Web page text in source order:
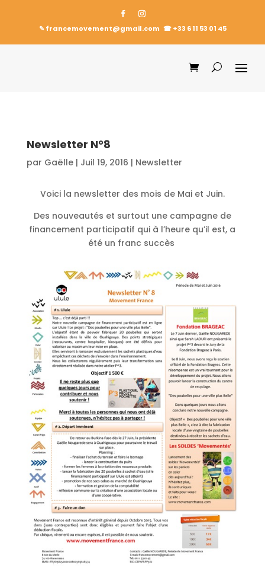
✎ francemovement@gmail.com ☎︎+33 6 11 53 01 45
Newsletter N°8
par Gaëlle| Juil 19, 2016 | Newsletter
Voici la newsletter des mois de Mai et Juin.
Des nouveautés et surtout une campagne de
financement participatif qui à l’heure qu’il est, a
été un franc succès